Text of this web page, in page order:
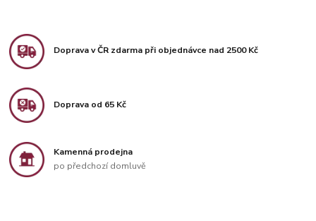
Doprava v ČR zdarma při objednávce nad 2500 Kč
Doprava od 65 Kč
Kamenná prodejna
po předchozí domluvě